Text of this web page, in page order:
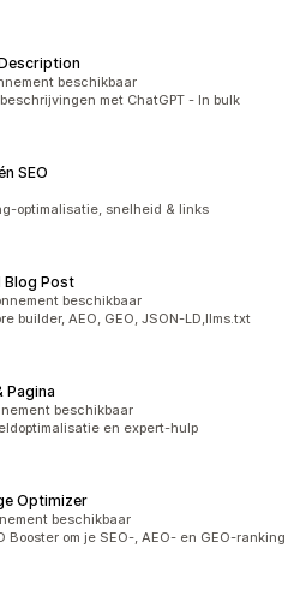
beschikbaar
met ChatGPT - In bulk
SEO
optimalisatie, snelheid & links
Blog Post
beschikbaar
builder, AEO, GEO, JSON-LD,llms.txt
Pagina
beschikbaar
en expert-hulp
Optimizer
beschikbaar
Booster om je SEO-, AEO- en GEO-ranking